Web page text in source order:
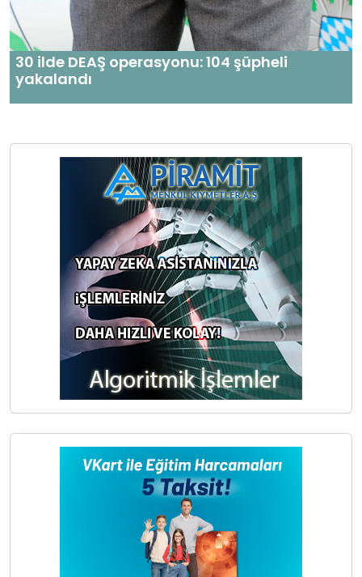
30 ilde DEAŞ operasyonu: 104 şüpheli
yakalandı